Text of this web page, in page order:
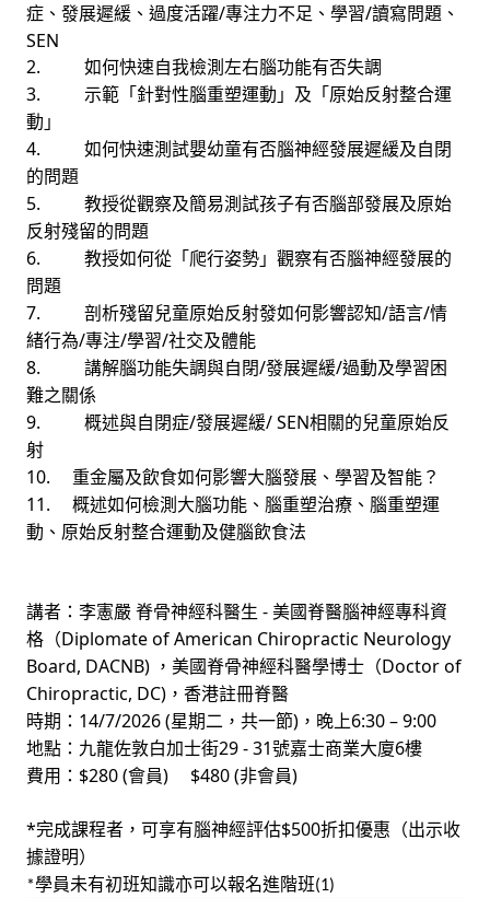
症、發展遲緩、過度活躍/專注力不足、學習/讀寫問題、
SEN
2.
如何快速自我檢測左右腦功能有否失調
3.
示範「針對性腦重塑運動」及「原始反射整合運
動」
4.
如何快速測試嬰幼童有否腦神經發展遲緩及自閉
的問題
5.
教授從觀察及簡易測試孩子有否腦部發展及原始
反射殘留的問題
6.
教授如何從「爬行姿勢」觀察有否腦神經發展的
問題
7. 剖析殘留兒童原始反射發如何影響認知/語言/情
緒行為/專注/學習/社交及體能
8. 講解腦功能失調與自閉/發展遲緩/過動及學習困
難之關係
9. 概述與自閉症/發展遲緩/ SEN相關的兒童原始反
射
10. 重金屬及飲食如何影響大腦發展、學習及智能？
11.
概述如何檢測大腦功能、腦重塑治療、腦重塑運
動、原始反射整合運動及健腦飲食法
講者：李憲嚴 脊骨神經科醫生 - 美國脊醫腦神經專科資
格（Diplomate of American Chiropractic Neurology
Board, DACNB) ，美國脊骨神經科醫學博士（Doctor of
Chiropractic, DC) ，香港註冊脊醫
時期： 14/7/2026 (星期二，共一節) ，晚上6:30 – 9:00
地點：九龍佐敦白加士街29 - 31號嘉士商業大廈6樓
費用： $280 (會員) $480 (非會員)
*完成課程者，可享有腦神經評估$500折扣優惠（出示收
據證明）
*學員未有初班知識亦可以報名進階班(1)